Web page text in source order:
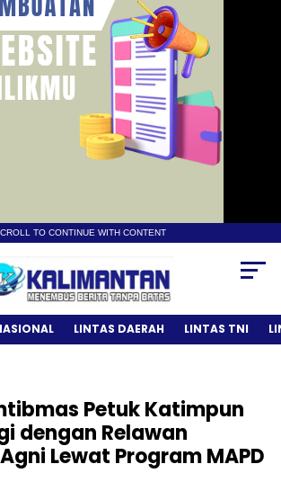
TO CONTINUE WITH CONTENT
LINTAS DAERAH LINTAS TNI
Petuk Katimpun
dengan Relawan
Lewat Program MAPD